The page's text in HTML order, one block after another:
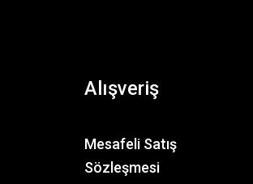
Alışveriş
Mesafeli Satış
Sözleşmesi